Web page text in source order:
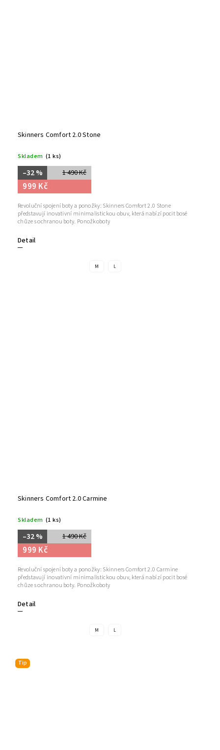
Skinners Comfort 2.0 Stone
Skladem (1 ks)
1 490 Kč
–32 %
999 Kč
Detail
Revoluční spojení boty a ponožky: Skinners Comfort 2.0 Stone
představují inovativní minimalistickou obuv, která nabízí pocit bosé
chůze s ochranou boty. Ponožkoboty
M L
Skinners Comfort 2.0 Carmine
Skladem (1 ks)
1 490 Kč
–32 %
999 Kč
Detail
Revoluční spojení boty a ponožky: Skinners Comfort 2.0 Carmine
představují inovativní minimalistickou obuv, která nabízí pocit bosé
chůze s ochranou boty. Ponožkoboty
M L
Tip